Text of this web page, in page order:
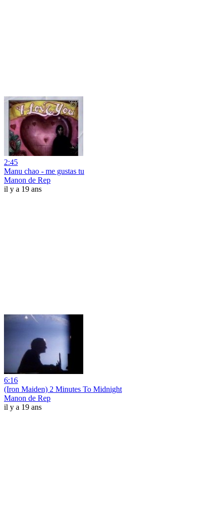
2:45
Manu chao - me gustas tu
Manon de Rep
il y a 19 ans
6:16
(Iron Maiden) 2 Minutes To Midnight
Manon de Rep
il y a 19 ans